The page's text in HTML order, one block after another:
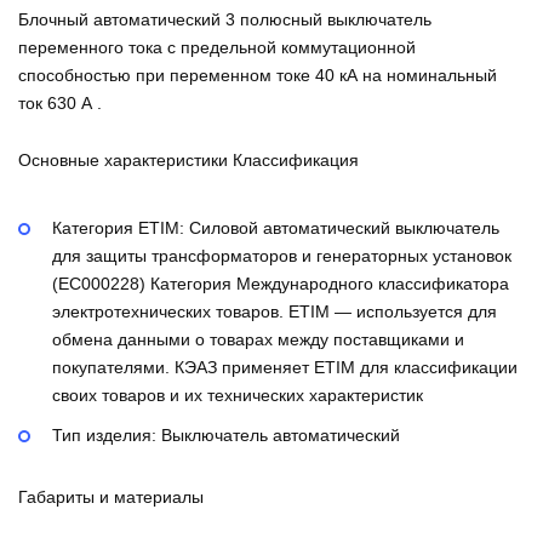
Блочный автоматический 3 полюсный выключатель
переменного тока с предельной коммутационной
способностью при переменном токе 40 кА на номинальный
ток 630 А .
Основные характеристики Классификация
Категория ETIM: Силовой автоматический выключатель
для защиты трансформаторов и генераторных установок
(EC000228) Категория Международного классификатора
электротехнических товаров. ETIM — используется для
обмена данными о товарах между поставщиками и
покупателями. КЭАЗ применяет ETIM для классификации
своих товаров и их технических характеристик
Тип изделия: Выключатель автоматический
Габариты и материалы